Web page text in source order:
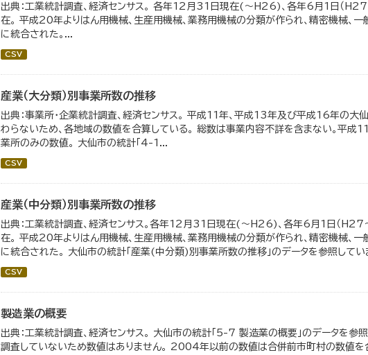
出典：工業統計調査、経済センサス。 各年12月31日現在(～H26)、各年6月1日（
在。 平成20年よりはん用機械、生産用機械、業務用機械の分類が作られ、精密機械、一
に統合された。...
CSV
産業（大分類）別事業所数の推移
出典：事業所・企業統計調査、経済センサス。 平成11年、平成13年及び平成16年の大
わらないため、各地域の数値を合算している。 総数は事業内容不詳を含まない。平成
業所のみの数値。 大仙市の統計「4-1...
CSV
産業（中分類）別事業所数の推移
出典：工業統計調査、経済センサス。各年12月31日現在(～H26)、各年6月1日（
在。 平成20年よりはん用機械、生産用機械、業務用機械の分類が作られ、精密機械、一
に統合された。 大仙市の統計「産業(中分類)別事業所数の推移」のデータを参照してい
CSV
製造業の概要
出典：工業統計調査、経済センサス。 大仙市の統計「5-7 製造業の概要」のデータを参
調査していないため数値はありません。 2004年以前の数値は合併前市町村の数値を合